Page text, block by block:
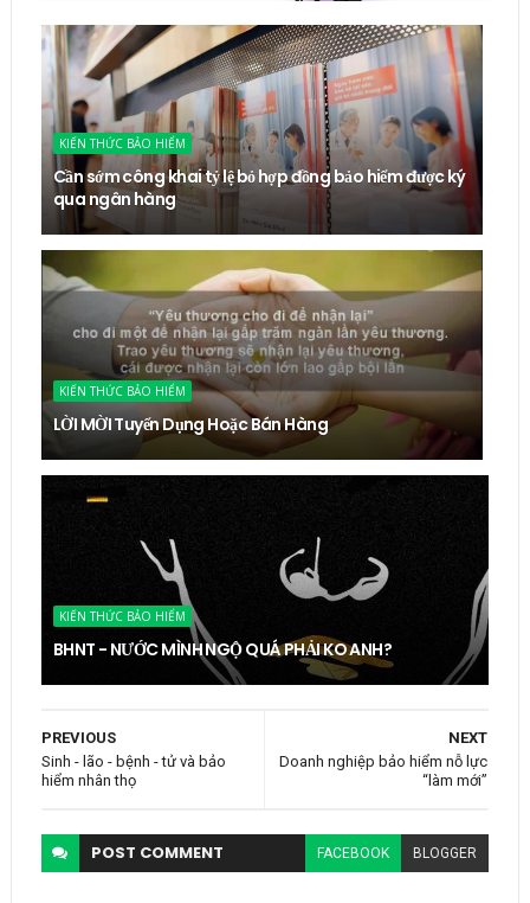
KIẾN THỨC BẢO HIỂM
Cần sớm công khai tỷ lệ bỏ hợp đồng bảo hiểm được ký
qua ngân hàng
KIẾN THỨC BẢO HIỂM
LỜI MỜI Tuyển Dụng Hoặc Bán Hàng
KIẾN THỨC BẢO HIỂM
BHNT - NƯỚC MÌNH NGỘ QUÁ PHẢI KO ANH?
NEXT
Doanh nghiệp bảo hiểm nỗ lực
“làm mới”
PREVIOUS
Sinh - lão - bệnh - tử và bảo
hiểm nhân thọ
POST COMMENT FACEBOOK BLOGGER